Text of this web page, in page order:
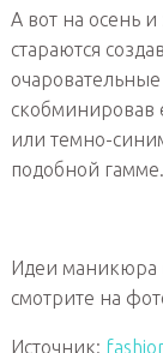
А вот на осень и
стараются
или темно-
подобной гамме.
Идеи маникюра
смотрите на
Источник: